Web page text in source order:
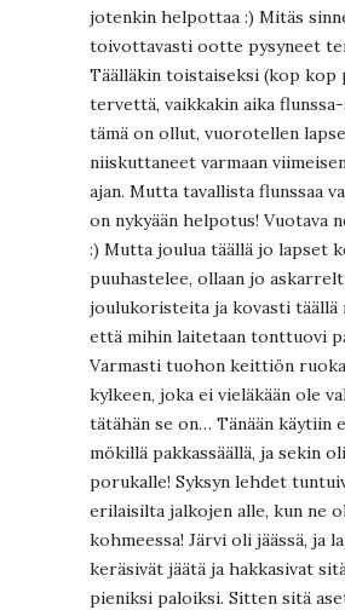
jotenkin helpottaa :) Mitäs
toivottavasti ootte pysyneet
Täälläkin toistaiseksi (kop kop
tervettä, vaikkakin aika flunssa-
tämä on ollut, vuorotellen
niiskuttaneet varmaan
ajan. Mutta tavallista flunssaa
on nykyään helpotus! Vuotava
:) Mutta joulua täällä jo lapset
puuhastelee, ollaan jo
joulukoristeita ja kovasti täällä
että mihin laitetaan tonttuovi
Varmasti tuohon keittiön
kylkeen, joka ei vieläkään ole
tätähän se on… Tänään käytiin
mökillä pakkassäällä, ja sekin
porukalle! Syksyn lehdet
erilaisilta jalkojen alle, kun ne
kohmeessa! Järvi oli jäässä, ja
keräsivät jäätä ja hakkasivat
pieniksi paloiksi. Sitten sitä